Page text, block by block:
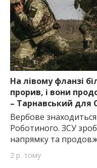
На лівому фланзі
прорив, і вони
– Тарнавський для
Вербове знаходиться
Роботиного. ЗСУ
напрямку та
2 р. тому